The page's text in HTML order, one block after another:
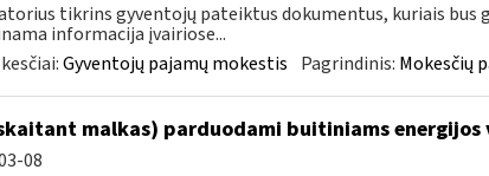
tikrins gyventojų pateiktus dokumentus, kuriais bus
informacija įvairiose...
Gyventojų pajamų mokestis Pagrindinis: Mokesčių
malkas) parduodami buitiniams
08